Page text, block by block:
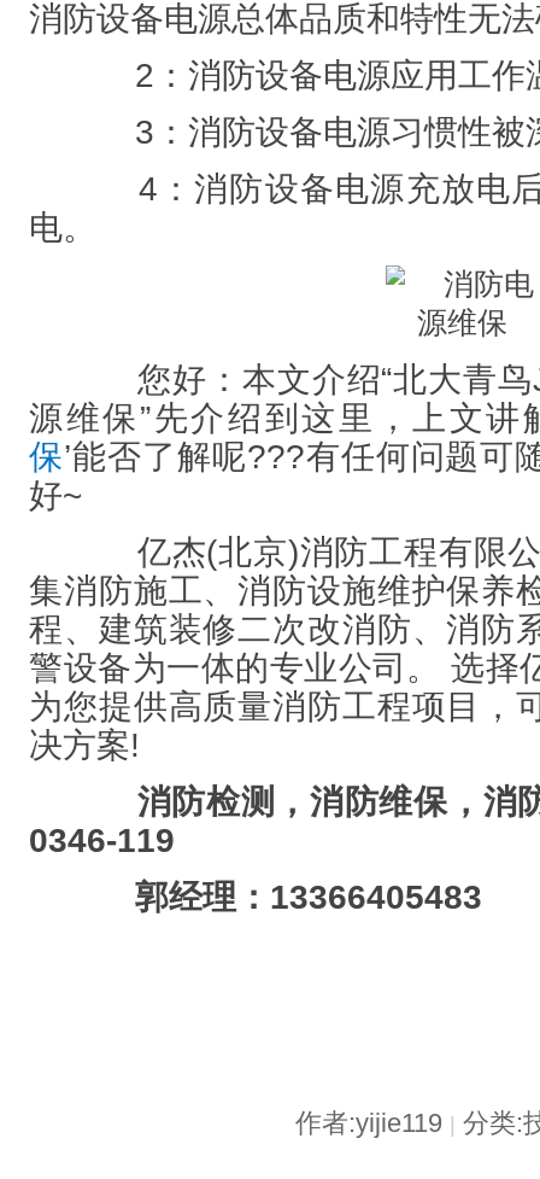
消防设备电源总体品质和特性无
2：消防设备电源应用工作
3：消防设备电源习惯性被
4：消防设备电源充放电后
电。
您好：本文介绍“北大青鸟
源维保”先介绍到这里，上文讲
保’能否了解呢???有任何问题可
好~
亿杰(北京)消防工程有限公
集消防施工、消防设施维护保养
程、建筑装修二次改消防、消防
警设备为一体的专业公司。 选择
为您提供高质量消防工程项目，
决方案!
消防检测，消防维保，消
0346-119
郭经理：13366405483
作者:yijie119 | 分类: